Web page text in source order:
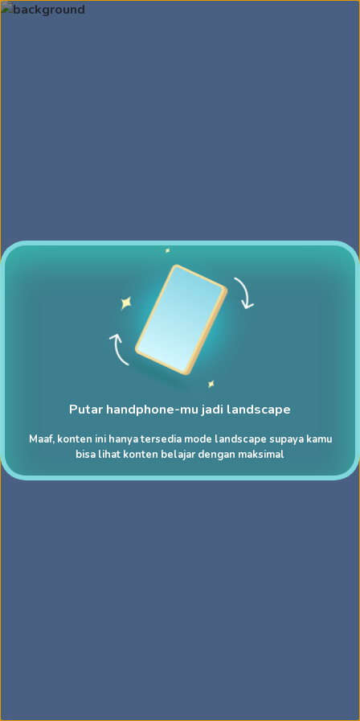
Putar handphone-mu jadi landscape
Maaf, konten ini hanya tersedia mode landscape supaya kamu
bisa lihat konten belajar dengan maksimal